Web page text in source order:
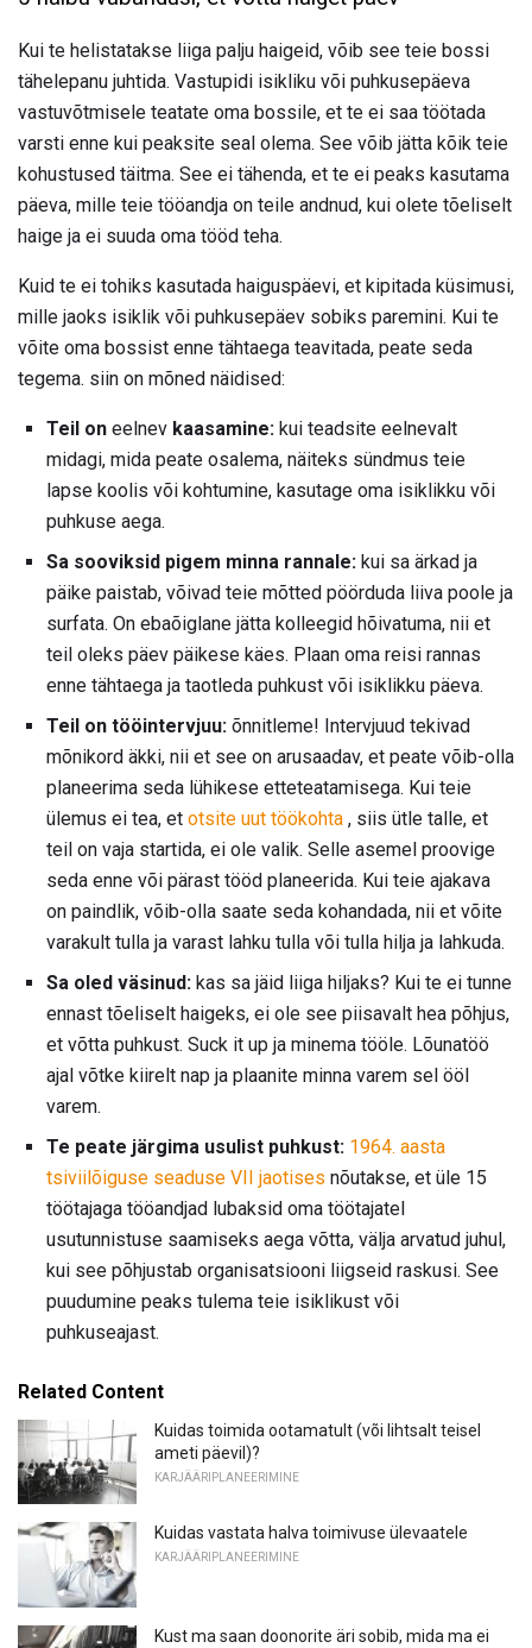
Kui te helistatakse liiga palju haigeid, võib see teie bossi
tähelepanu juhtida. Vastupidi isikliku või puhkusepäeva
vastuvõtmisele teatate oma bossile, et te ei saa töötada
varsti enne kui peaksite seal olema. See võib jätta kõik teie
kohustused täitma. See ei tähenda, et te ei peaks kasutama
päeva, mille teie tööandja on teile andnud, kui olete tõeliselt
haige ja ei suuda oma tööd teha.
Kuid te ei tohiks kasutada haiguspäevi, et kipitada küsimusi,
mille jaoks isiklik või puhkusepäev sobiks paremini. Kui te
võite oma bossist enne tähtaega teavitada, peate seda
tegema. siin on mõned näidised:
Teil on eelnev kaasamine: kui teadsite eelnevalt
midagi, mida peate osalema, näiteks sündmus teie
lapse koolis või kohtumine, kasutage oma isiklikku või
puhkuse aega.
Sa sooviksid pigem minna rannale: kui sa ärkad ja
päike paistab, võivad teie mõtted pöörduda liiva poole ja
surfata. On ebaõiglane jätta kolleegid hõivatuma, nii et
teil oleks päev päikese käes. Plaan oma reisi rannas
enne tähtaega ja taotleda puhkust või isiklikku päeva.
Teil on tööintervjuu: õnnitleme! Intervjuud tekivad
mõnikord äkki, nii et see on arusaadav, et peate võib-olla
planeerima seda lühikese etteteatamisega. Kui teie
ülemus ei tea, et otsite uut töökohta , siis ütle talle, et
teil on vaja startida, ei ole valik. Selle asemel proovige
seda enne või pärast tööd planeerida. Kui teie ajakava
on paindlik, võib-olla saate seda kohandada, nii et võite
varakult tulla ja varast lahku tulla või tulla hilja ja lahkuda.
Sa oled väsinud: kas sa jäid liiga hiljaks? Kui te ei tunne
ennast tõeliselt haigeks, ei ole see piisavalt hea põhjus,
et võtta puhkust. Suck it up ja minema tööle. Lõunatöö
ajal võtke kiirelt nap ja plaanite minna varem sel ööl
varem.
Te peate järgima usulist puhkust: 1964. aasta
tsiviilõiguse seaduse VII jaotises nõutakse, et üle 15
töötajaga tööandjad lubaksid oma töötajatel
usutunnistuse saamiseks aega võtta, välja arvatud juhul,
kui see põhjustab organisatsiooni liigseid raskusi. See
puudumine peaks tulema teie isiklikust või
puhkuseajast.
Related Content
Kuidas toimida ootamatult (või lihtsalt teisel
ameti päevil)?
KARJÄÄRIPLANEERIMINE
Kuidas vastata halva toimivuse ülevaatele
KARJÄÄRIPLANEERIMINE
Kust ma saan doonorite äri sobib, mida ma ei